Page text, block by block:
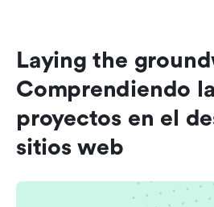
Laying the
Comprendiendo
proyectos en el
sitios web